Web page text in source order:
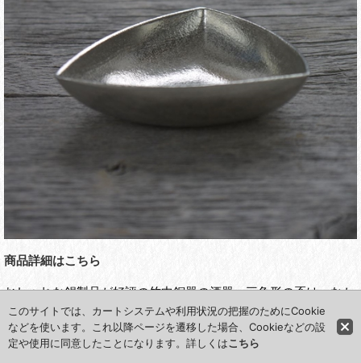
商品詳細はこちら
おしゃれな錫製品が好評の竹中銅器の酒器。三角形の盃は、なか
なか珍しいデザインですね。
純錫製なので熱伝導がよく、お酒の口当たりをまろやかにする効
このサイトでは、カートシステムや利用状況の把握のためにCookie
などを使います。これ以降ページを遷移した場合、Cookieなどの設
定や使用に同意したことになります。詳しくはこちら